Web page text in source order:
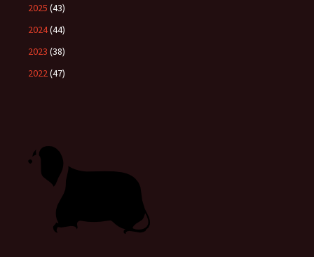
2025 (43)
2024(44)
2023 (38)
2022(47)